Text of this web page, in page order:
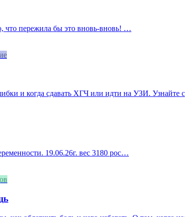
что пережила бы это вновь-вновь! …
и когда сдавать ХГЧ или идти на УЗИ. Узнайте
19.06.26г. вес 3180 рос…